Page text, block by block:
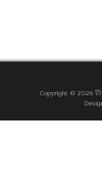
Copyright © 2026 รี